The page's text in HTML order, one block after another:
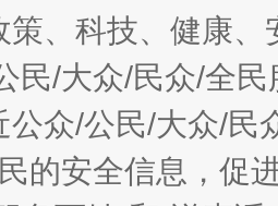
策、科技、健康
民/大众/民众/全
公众/公民/大众/民
的安全信息，促